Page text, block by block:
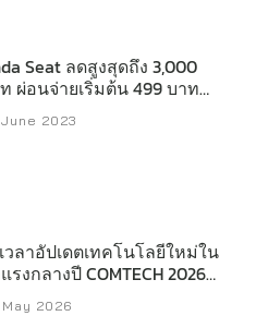
Seat ลดสูงสุดถึง 3,000
ผ่อนจ่ายเริ่มต้น 499 บาทต่อ
2023
วลาอัปเดตเทคโนโลยีใหม่ใน
รงกลางปี COMTECH 2026
งสุด 70%
2026